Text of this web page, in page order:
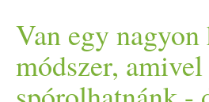
tényezőtől
és aszály
Van egy nagyon
módszer,